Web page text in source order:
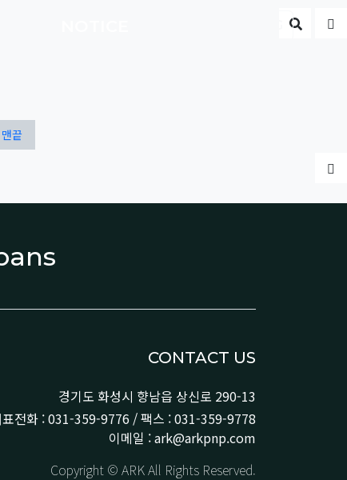
게시판
맨끝
CONTACT US
경기도 화성시 향남읍 상신로 290-13
표전화 : 031-359-9776 / 팩스 : 031-359-9778
이메일 : ark@arkpnp.com
Copyright © ARK All Rights Reserved.